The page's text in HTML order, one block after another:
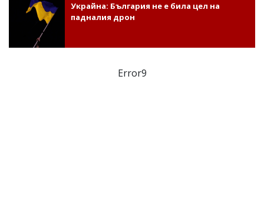
Украйна: България не е била цел на
падналия дрон
Error9